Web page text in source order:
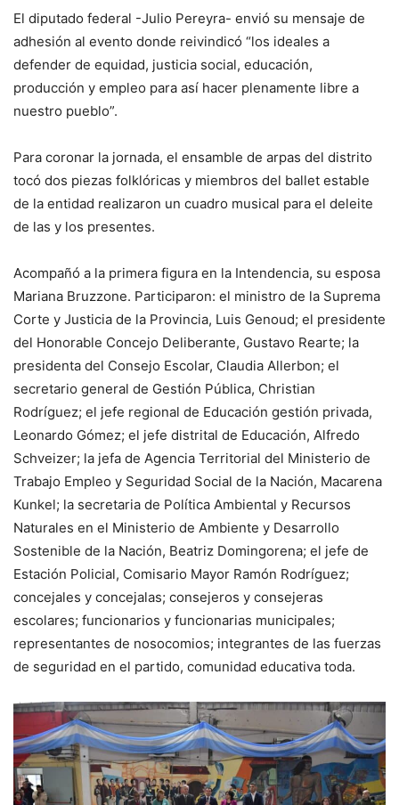
El diputado federal -Julio Pereyra- envió su mensaje de
adhesión al evento donde reivindicó “los ideales a
defender de equidad, justicia social, educación,
producción y empleo para así hacer plenamente libre a
nuestro pueblo”.
Para coronar la jornada, el ensamble de arpas del distrito
tocó dos piezas folklóricas y miembros del ballet estable
de la entidad realizaron un cuadro musical para el deleite
de las y los presentes.
Acompañó a la primera figura en la Intendencia, su esposa
Mariana Bruzzone. Participaron: el ministro de la Suprema
Corte y Justicia de la Provincia, Luis Genoud; el presidente
del Honorable Concejo Deliberante, Gustavo Rearte; la
presidenta del Consejo Escolar, Claudia Allerbon; el
secretario general de Gestión Pública, Christian
Rodríguez; el jefe regional de Educación gestión privada,
Leonardo Gómez; el jefe distrital de Educación, Alfredo
Schveizer; la jefa de Agencia Territorial del Ministerio de
Trabajo Empleo y Seguridad Social de la Nación, Macarena
Kunkel; la secretaria de Política Ambiental y Recursos
Naturales en el Ministerio de Ambiente y Desarrollo
Sostenible de la Nación, Beatriz Domingorena; el jefe de
Estación Policial, Comisario Mayor Ramón Rodríguez;
concejales y concejalas; consejeros y consejeras
escolares; funcionarios y funcionarias municipales;
representantes de nosocomios; integrantes de las fuerzas
de seguridad en el partido, comunidad educativa toda.